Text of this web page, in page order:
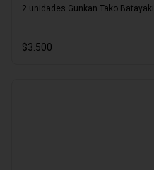
2 unidades Gunkan Tako Batayaki
$3.500